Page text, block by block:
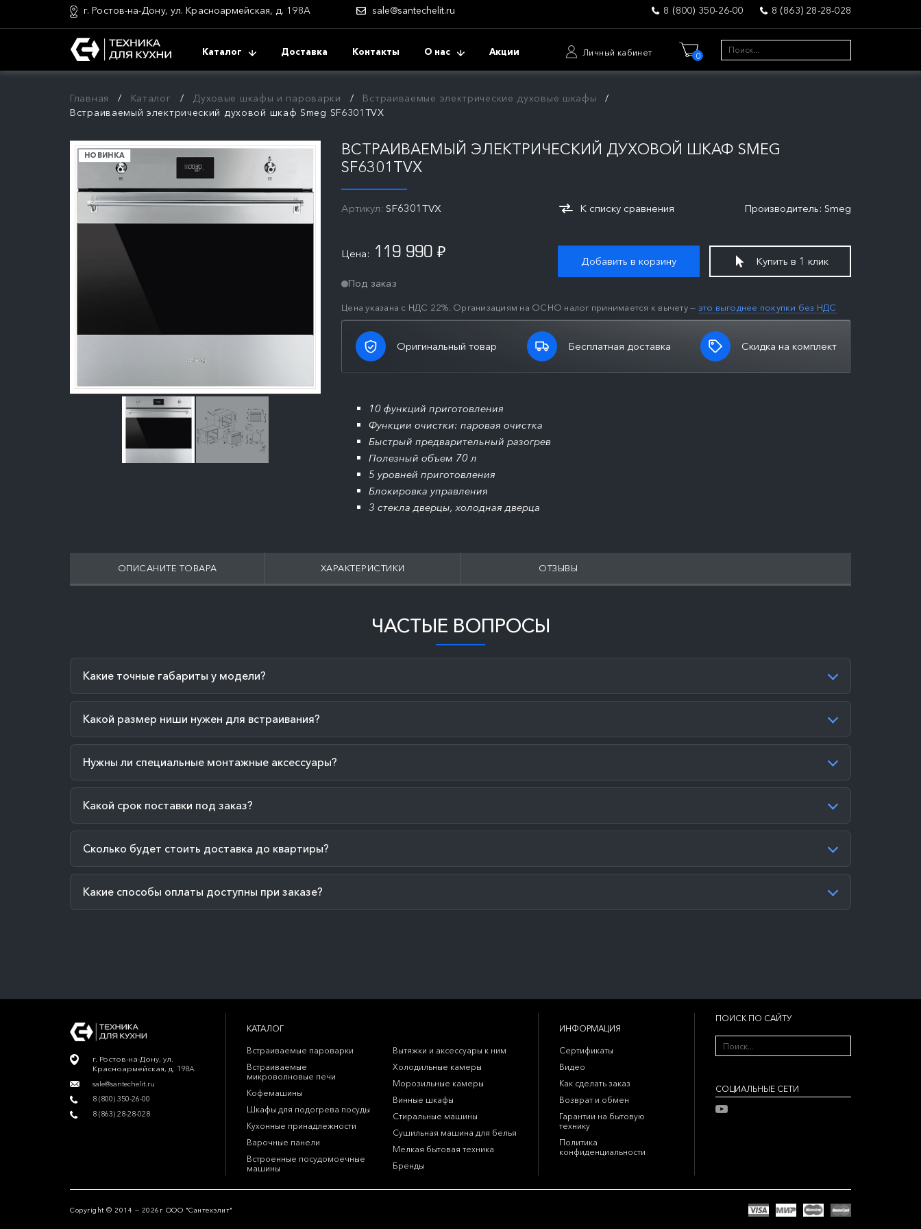
г. Ростов-на-Дону, ул. Красноармейская, д. 198А sale@santechelit.ru 8 (800) 350-26-00 8 (863) 28-28-028
Каталог Доставка Контакты О нас Акции Личный кабинет 0
Главная Каталог Духовые шкафы и пароварки
Встраиваемые электрические духовые шкафы
Встраиваемый электрический духовой шкаф Smeg SF6301TVX
НОВИНКА
ВСТРАИВАЕМЫЙ ЭЛЕКТРИЧЕСКИЙ ДУХОВОЙ ШКАФ SMEG
SF6301TVX
Артикул: SF6301TVX К списку сравнения Производитель: Smeg
Цена: 119 990 ₽
Под заказ
Цена указана с НДС 22%. Организациям на ОСНО налог принимается к вычету — это выгоднее покупки без НДС
Добавить в корзину Купить в 1 клик
Оригинальный товар Бесплатная доставка Скидка на комплект
10 функций приготовления
Функции очистки: паровая очистка
Быстрый предварительный разогрев
Полезный объем 70 л
5 уровней приготовления
Блокировка управления
3 стекла дверцы, холодная дверца
ОПИСАНИТЕ ТОВАРА ХАРАКТЕРИСТИКИ ОТЗЫВЫ
ЧАСТЫЕ ВОПРОСЫ
Какие точные габариты у модели?
Какой размер ниши нужен для встраивания?
Нужны ли специальные монтажные аксессуары?
Какой срок поставки под заказ?
Сколько будет стоить доставка до квартиры?
Какие способы оплаты доступны при заказе?
г. Ростов-на-Дону, ул.
Красноармейская, д. 198А
sale@santechelit.ru
8 (800) 350-26-00
8 (863) 28-28-028
КАТАЛОГ
Встраиваемые пароварки
Встраиваемые
микроволновые печи
Кофемашины
Шкафы для подогрева посуды
Кухонные принадлежности
Варочные панели
Встроенные посудомоечные
машины
Вытяжки и аксессуары к ним
Холодильные камеры
Морозильные камеры
Винные шкафы
Стиральные машины
Сушильная машина для белья
Мелкая бытовая техника
Бренды
ИНФОРМАЦИЯ
Сертификаты
Видео
Как сделать заказ
Возврат и обмен
Гарантии на бытовую
технику
Политика
конфиденциальности
ПОИСК ПО САЙТУ
CОЦИАЛЬНЫЕ СЕТИ
Copyright © 2014 — 2026г ООО "Сантехэлит"